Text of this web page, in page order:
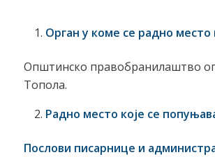
Орган у коме се радно место
Општинско правобранилаштво
Топола.
Радно место које се
Послови писарнице и